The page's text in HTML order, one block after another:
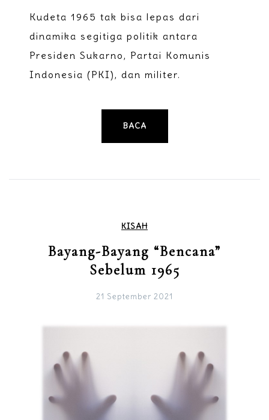
Kudeta 1965 tak bisa lepas dari
dinamika segitiga politik antara
Presiden Sukarno, Partai Komunis
Indonesia (PKI), dan militer.
BACA
KISAH
Bayang-Bayang “Bencana”
Sebelum 1965
21 September 2021